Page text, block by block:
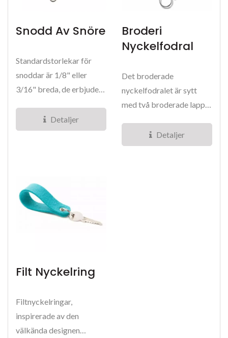
Snodd Av Snöre
Standardstorlekar för
snoddar är 1/8" eller
3/16" breda, de erbjuder
hållbarhet....Detaljer
Broderi
Nyckelfodral
Det broderade
nyckelfodralet är sytt
med två broderade lappar
mönster... Detaljer
Filt Nyckelring
Filtnyckelringar,
inspirerade av den
välkända designen